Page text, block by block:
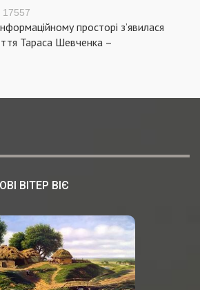
17557
просторі з’явилася
Тараса Шевченка –
ВІТЕР ВІЄ